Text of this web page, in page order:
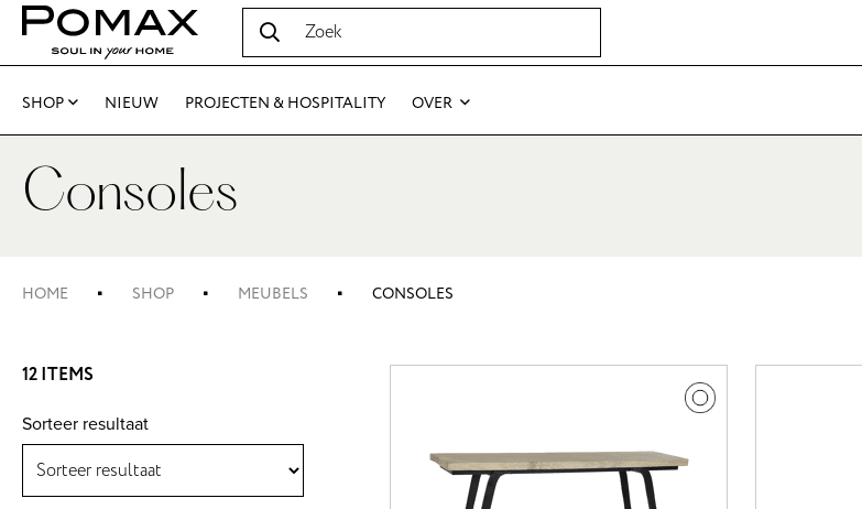
SHOP NIEUW PROJECTEN & HOSPITALITY OVER
Consoles
HOME SHOP MEUBELS CONSOLES
12 ITEMS
Sorteer resultaat